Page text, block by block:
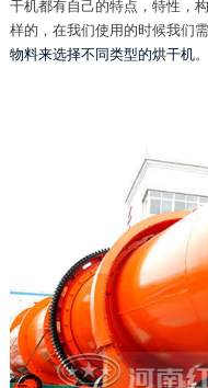
干机都有自己的特点，特性，
样的，在我们使用的时候我们
物料来选择不同类型的烘干机。